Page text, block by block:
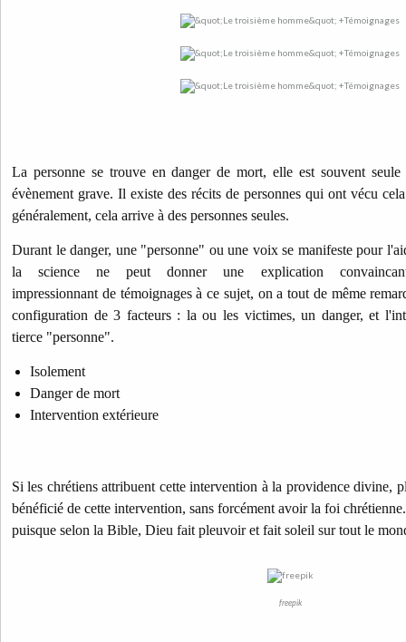
La personne se trouve en danger de mort, elle est souvent
évènement grave. Il existe des récits de personnes qui ont vécu
généralement, cela arrive à des personnes seules.
Durant le danger, une "personne" ou une voix se manifeste pour
la science ne peut donner une explication
impressionnant de témoignages à ce sujet, on a tout de même
configuration de 3 facteurs : la ou les victimes, un danger, et
tierce "personne".
Isolement
Danger de mort
Intervention extérieure
Si les chrétiens attribuent cette intervention à la providence divine,
bénéficié de cette intervention, sans forcément avoir la foi
puisque selon la Bible, Dieu fait pleuvoir et fait soleil sur tout le
freepik